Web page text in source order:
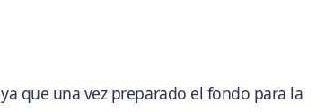
ya que una vez preparado el fondo para la